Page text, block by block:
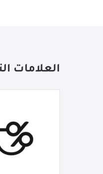
العلامات